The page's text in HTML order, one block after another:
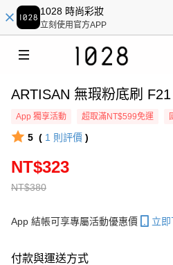
1028 時尚彩妝
立刻使用官方APP
ARTISAN 無瑕粉底刷
App 獨享活動 超取滿NT$599免運
5 ( 1 則評價 )
NT$380
NT$323
App 結帳可享專屬活動優惠價 立
付款與運送方式